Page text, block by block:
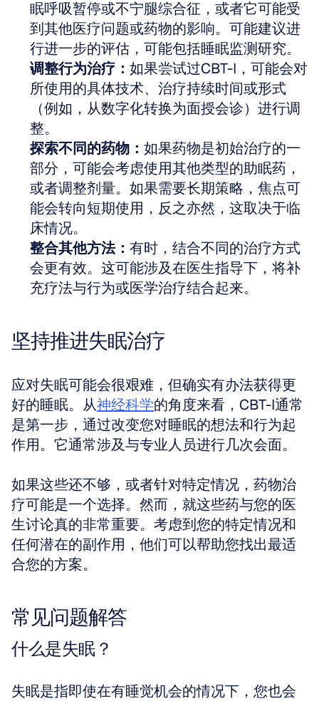
眠呼吸暂停或不宁腿综合征，或者它可能受
到其他医疗问题或药物的影响。可能建议进
行进一步的评估，可能包括睡眠监测研究。
调整行为治疗： 如果尝试过CBT-I，可能会对
所使用的具体技术、治疗持续时间或形式
（例如，从数字化转换为面授会诊）进行调
整。
探索不同的药物： 如果药物是初始治疗的一
部分，可能会考虑使用其他类型的助眠药，
或者调整剂量。如果需要长期策略，焦点可
能会转向短期使用，反之亦然，这取决于临
床情况。
整合其他方法： 有时，结合不同的治疗方式
会更有效。这可能涉及在医生指导下，将补
充疗法与行为或医学治疗结合起来。
坚持推进失眠治疗
应对失眠可能会很艰难，但确实有办法获得更
好的睡眠。从神经科学的角度来看，CBT-I通常
是第一步，通过改变您对睡眠的想法和行为起
作用。它通常涉及与专业人员进行几次会面。
如果这些还不够，或者针对特定情况，药物治
疗可能是一个选择。然而，就这些药与您的医
生讨论真的非常重要。考虑到您的特定情况和
任何潜在的副作用，他们可以帮助您找出最适
合您的方案。
常见问题解答
什么是失眠？
失眠是指即使在有睡觉机会的情况下，您也会